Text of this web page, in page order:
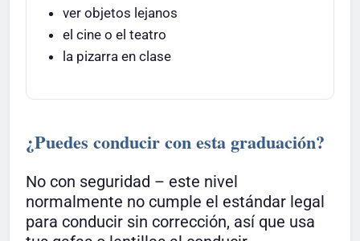
ver objetos lejanos
el cine o el teatro
la pizarra en clase
¿Puedes conducir con esta graduación?
No con seguridad – este nivel
normalmente no cumple el estándar legal
para conducir sin corrección, así que usa